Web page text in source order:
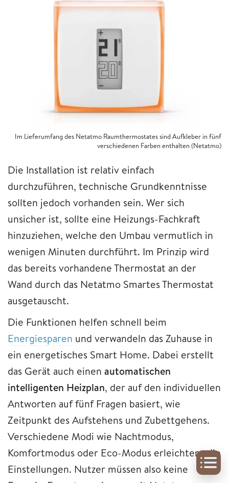
Im Lieferumfang des Netatmo Raumthermostates sind Aufkleber in fünf
verschiedenen Farben enthalten (Netatmo)
Die Installation ist relativ einfach
durchzuführen, technische Grundkenntnisse
sollten jedoch vorhanden sein. Wer sich
unsicher ist, sollte eine Heizungs-Fachkraft
hinzuziehen, welche den Umbau vermutlich in
wenigen Minuten durchführt. Im Prinzip wird
das bereits vorhandene Thermostat an der
Wand durch das Netatmo Smartes Thermostat
ausgetauscht.
Die Funktionen helfen schnell beim
Energiesparen und verwandeln das Zuhause in
ein energetisches Smart Home. Dabei erstellt
das Gerät auch einen automatischen
intelligenten Heizplan, der auf den individuellen
Antworten auf fünf Fragen basiert, wie
Zeitpunkt des Aufstehens und Zubettgehens.
Verschiedene Modi wie Nachtmodus,
Komfortmodus oder Eco-Modus erleichtern die
Einstellungen. Nutzer müssen also keine